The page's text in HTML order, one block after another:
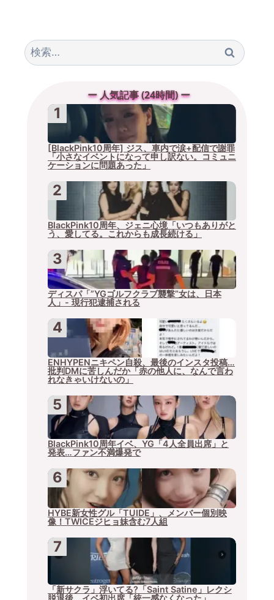
検
索:
ー 人気記事 (24時間) ー
[BlackPink10周年] ジス、車内で涙+配信で謝罪
「小さなイベントになって申し訳ない。コミュニ
ケーションに問題あった」
BlackPink10周年、ジェニ心境「いつもありがと
う、愛してる。これからも成長続ける」
ディスパ「”YGゴルフクラブ襲撃”女は、日本
人」- 現行犯逮捕される
ENHYPENニキペン自殺、最後のインスタ投稿…
批判DMに苦しんだか「赤の他人に、なんで言わ
れなきゃいけないの」
BlackPink10周年イベ、YG「4人全員出席」と
発表…ファン不満爆発で
HYBE新女性グル「TUIDE」、メンバー個別映
像！TWICEジヒョ妹含む7人組
「新サクラ」浮いてる?「Saint Satine」レクシ
脱退後、イベ初出席「統一感なくなった」